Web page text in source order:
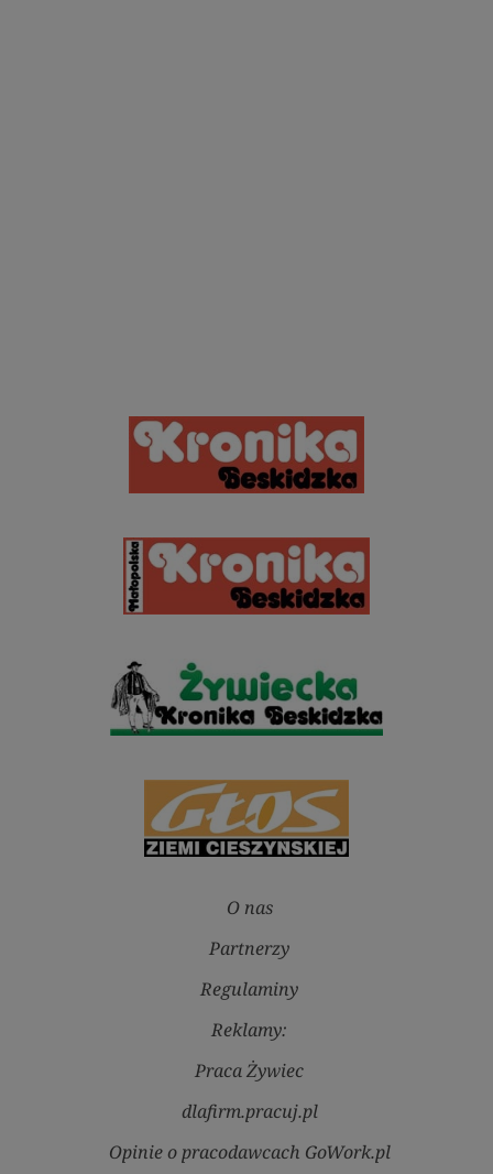
O nas
Partnerzy
Regulaminy
Reklamy:
Praca Żywiec
dlafirm.pracuj.pl
Opinie o pracodawcach GoWork.pl